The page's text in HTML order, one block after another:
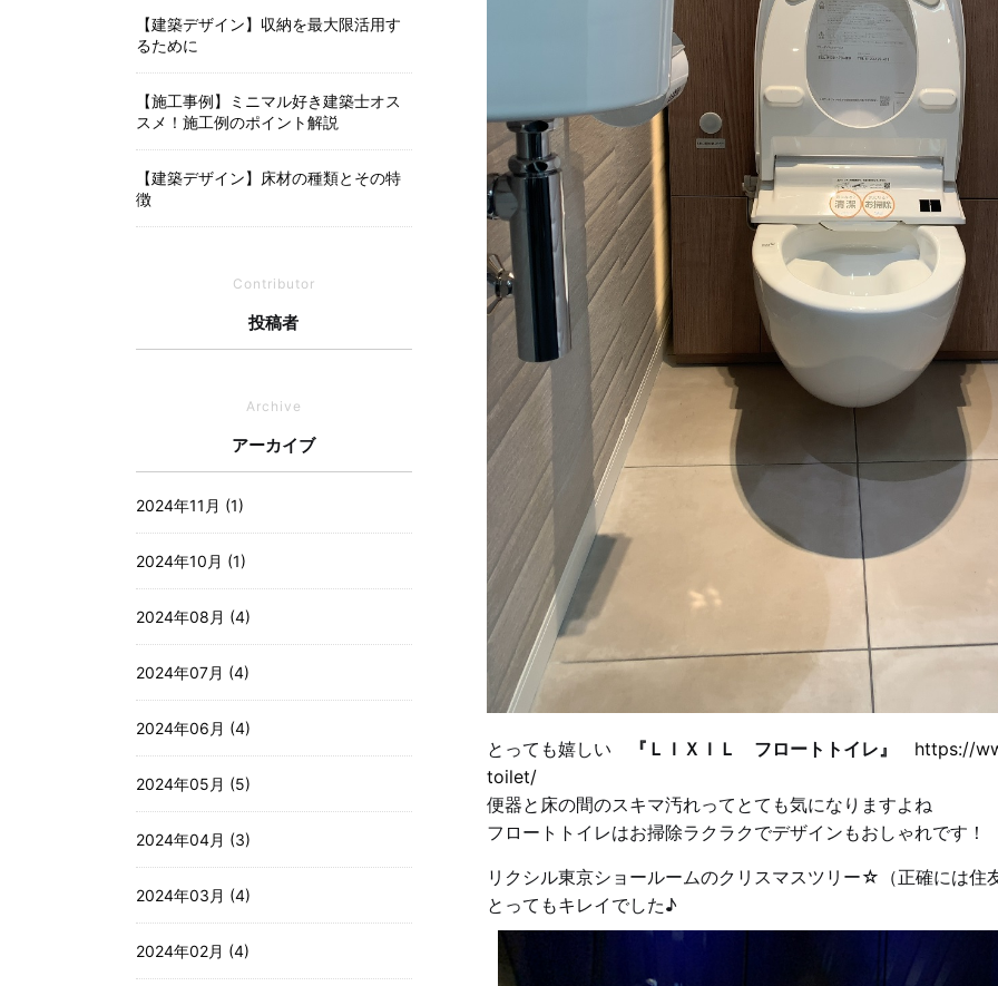
とっても嬉しい 『ＬＩＸＩＬ フロートトイレ』 https://
toilet/
便器と床の間のスキマ汚れってとても気になりますよね
フロートトイレはお掃除ラクラクでデザインもおしゃれです！
リクシル東京ショールームのクリスマスツリー☆（正確には住
とってもキレイでした♪
【建築デザイン】収納を最大限活用す
るために
【施工事例】ミニマル好き建築士オス
スメ！施工例のポイント解説
【建築デザイン】床材の種類とその特
徴
Contributor
投稿者
Archive
アーカイブ
2024年11月 (1)
2024年10月 (1)
2024年08月 (4)
2024年07月 (4)
2024年06月 (4)
2024年05月 (5)
2024年04月 (3)
2024年03月 (4)
2024年02月 (4)